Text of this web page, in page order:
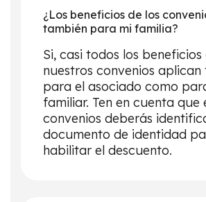
¿Los beneficios de los
también para mi familia?
Si, casi todos los beneficios
nuestros convenios
para el asociado como
familiar. Ten en cuenta que
convenios deberás
documento de identidad
habilitar el descuento.